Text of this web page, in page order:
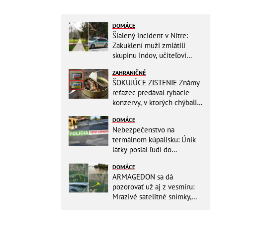
DOMÁCE
Šialený incident v Nitre:
Zakuklení muži zmlátili
skupinu Indov, učiteľovi
tvár!
ZAHRANIČNÉ
ŠOKUJÚCE ZISTENIE Známy
reťazec predával rybacie
konzervy, v ktorých chýbali
aj vy
DOMÁCE
Nebezpečenstvo na
termálnom kúpalisku: Únik
látky poslal ľudí do
vyšetrovanie
DOMÁCE
ARMAGEDON sa dá
pozorovať už aj z vesmíru:
Mrazivé satelitné snímky,